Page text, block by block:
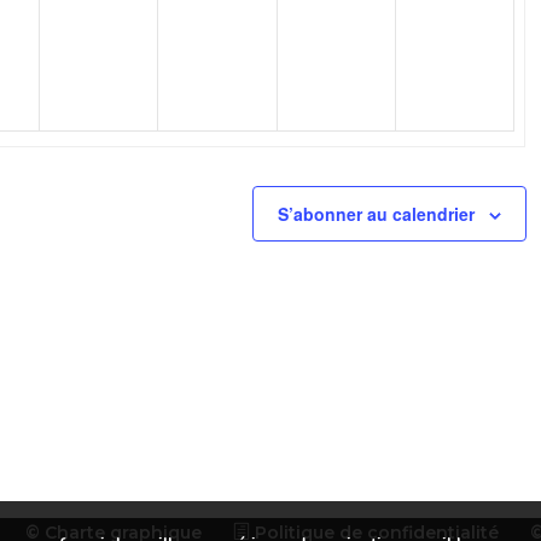
S’abonner au calendrier
© Charte graphique Politique de confidentialité